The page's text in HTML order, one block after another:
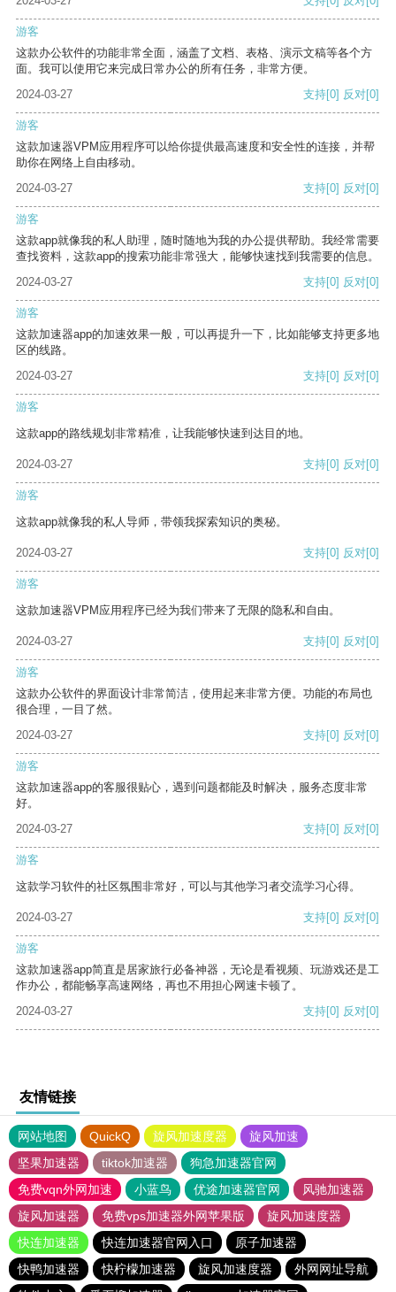
游客
这款办公软件的功能非常全面，涵盖了文档、表格、演示文稿等各个方
面。我可以使用它来完成日常办公的所有任务，非常方便。
2024-03-27
支持[0] 反对[0]
游客
这款加速器VPM应用程序可以给你提供最高速度和安全性的连接，并帮
助你在网络上自由移动。
2024-03-27
支持[0] 反对[0]
游客
这款app就像我的私人助理，随时随地为我的办公提供帮助。我经常需要
查找资料，这款app的搜索功能非常强大，能够快速找到我需要的信息。
2024-03-27
支持[0] 反对[0]
游客
这款加速器app的加速效果一般，可以再提升一下，比如能够支持更多地
区的线路。
2024-03-27
支持[0] 反对[0]
游客
这款app的路线规划非常精准，让我能够快速到达目的地。
2024-03-27 支持[0] 反对[0]
游客
这款app就像我的私人导师，带领我探索知识的奥秘。
2024-03-27 支持[0] 反对[0]
游客
这款加速器VPM应用程序已经为我们带来了无限的隐私和自由。
2024-03-27 支持[0] 反对[0]
游客
这款办公软件的界面设计非常简洁，使用起来非常方便。功能的布局也
很合理，一目了然。
2024-03-27
支持[0] 反对[0]
游客
这款加速器app的客服很贴心，遇到问题都能及时解决，服务态度非常
好。
2024-03-27
支持[0] 反对[0]
游客
这款学习软件的社区氛围非常好，可以与其他学习者交流学习心得。
2024-03-27 支持[0] 反对[0]
游客
这款加速器app简直是居家旅行必备神器，无论是看视频、玩游戏还是工
作办公，都能畅享高速网络，再也不用担心网速卡顿了。
2024-03-27
支持[0] 反对[0]
友情链接
网站地图 QuickQ 旋风加速度器
旋风加速
坚果加速器
tiktok加速器
狗急加速器官网
免费vqn外网加速
小蓝鸟 优途加速器官网
风驰加速器
旋风加速器
免费vps加速器外网苹果版
旋风加速度器
快连加速器
快连加速器官网入口
原子加速器
快鸭加速器
快柠檬加速器 旋风加速度器
外网网址导航